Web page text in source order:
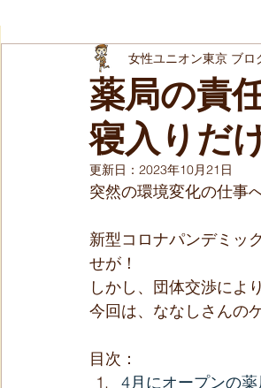
薬局の責
寝入りだ
女性ユニオン東京 ブロ
更新日： 2023年10月21日
突然の環境変化の仕事
新型コロナパンデミッ
せが！
しかし、団体交渉によ
今回は、ななしさんの
目次：
4月にオープンの